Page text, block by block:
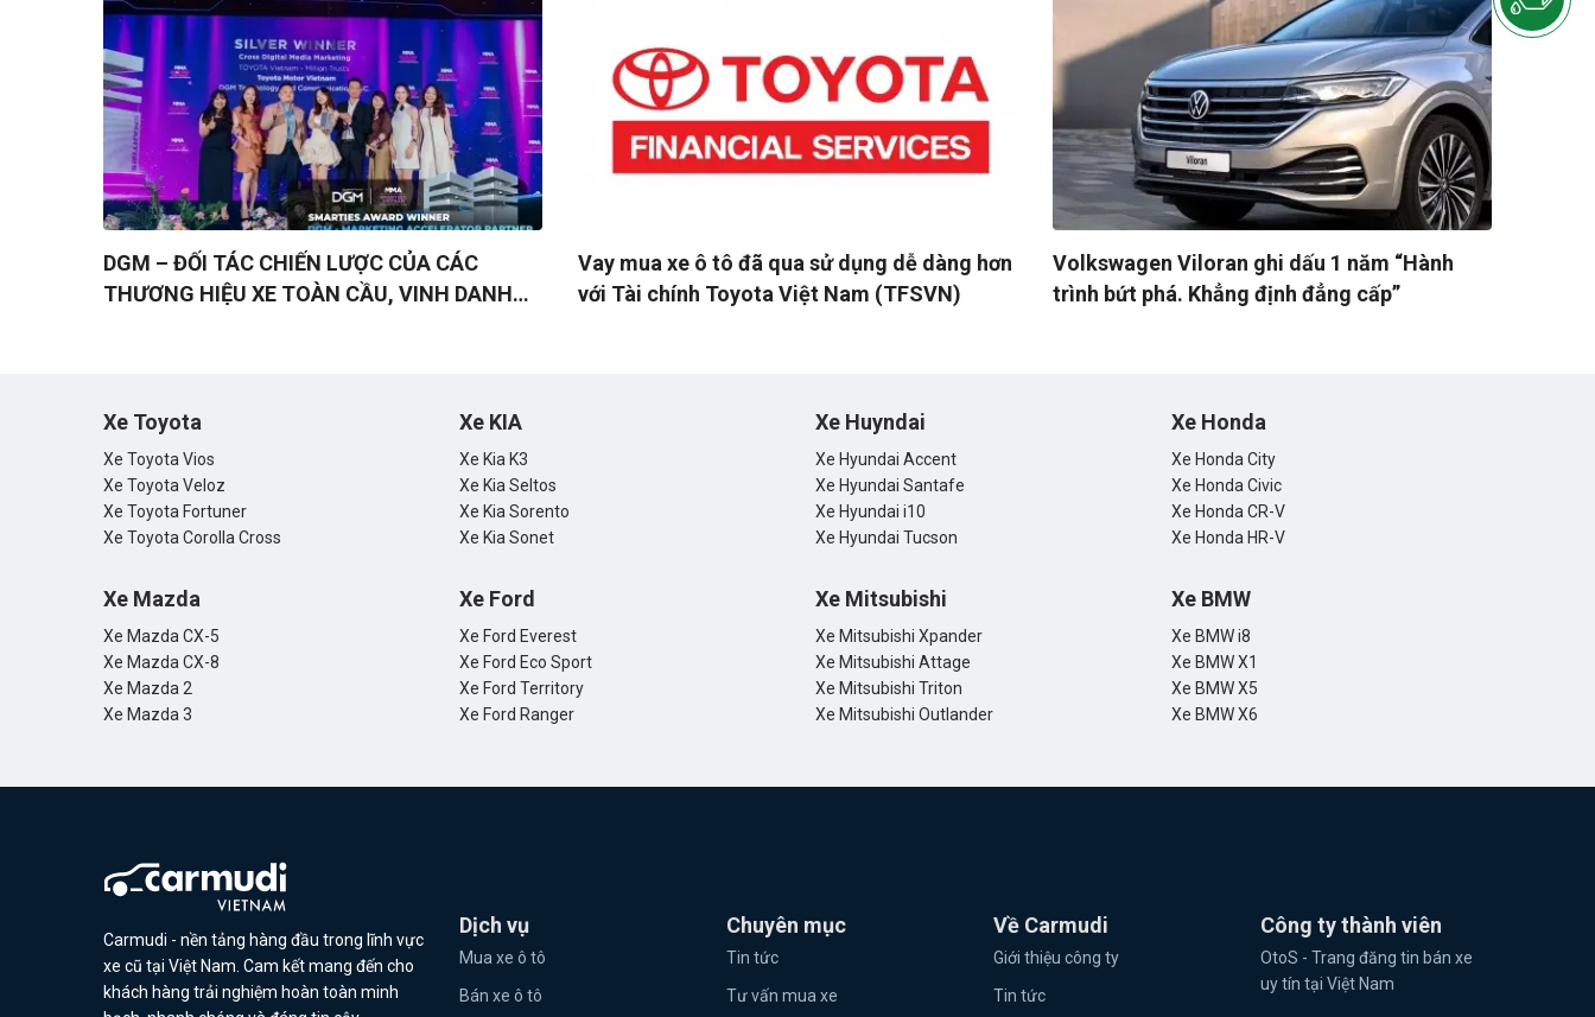
DGM – ĐỐI TÁC CHIẾN LƯỢC CỦA CÁC
THƯƠNG HIỆU XE TOÀN CẦU, VINH DANH
Vay mua xe ô tô đã qua sử dụng dễ dàng hơn
với Tài chính Toyota Việt Nam (TFSVN)
Volkswagen Viloran ghi dấu 1 năm “Hành
trình bứt phá. Khẳng định đẳng cấp”
Xe Toyota
Xe Toyota Vios
Xe Toyota Veloz
Xe Toyota Fortuner
Xe Toyota Corolla Cross
Xe KIA
Xe Kia K3
Xe Kia Seltos
Xe Kia Sorento
Xe Kia Sonet
Xe Huyndai
Xe Hyundai Accent
Xe Hyundai Santafe
Xe Hyundai i10
Xe Hyundai Tucson
Xe Honda
Xe Honda City
Xe Honda Civic
Xe Honda CR-V
Xe Honda HR-V
Xe Mazda
Xe Mazda CX-5
Xe Mazda CX-8
Xe Mazda 2
Xe Mazda 3
Xe Ford
Xe Ford Everest
Xe Ford Eco Sport
Xe Ford Territory
Xe Ford Ranger
Xe Mitsubishi
Xe Mitsubishi Xpander
Xe Mitsubishi Attage
Xe Mitsubishi Triton
Xe Mitsubishi Outlander
Xe BMW
Xe BMW i8
Xe BMW X1
Xe BMW X5
Xe BMW X6
Carmudi - nền tảng hàng đầu trong lĩnh vực
xe cũ tại Việt Nam. Cam kết mang đến cho
khách hàng trải nghiệm hoàn toàn minh
Dịch vụ
Mua xe ô tô
Bán xe ô tô
Chuyên mục
Tin tức
Tư vấn mua xe
Về Carmudi
Giới thiệu công ty
Tin tức
Công ty thành viên
OtoS - Trang đăng tin bán xe
uy tín tại Việt Nam